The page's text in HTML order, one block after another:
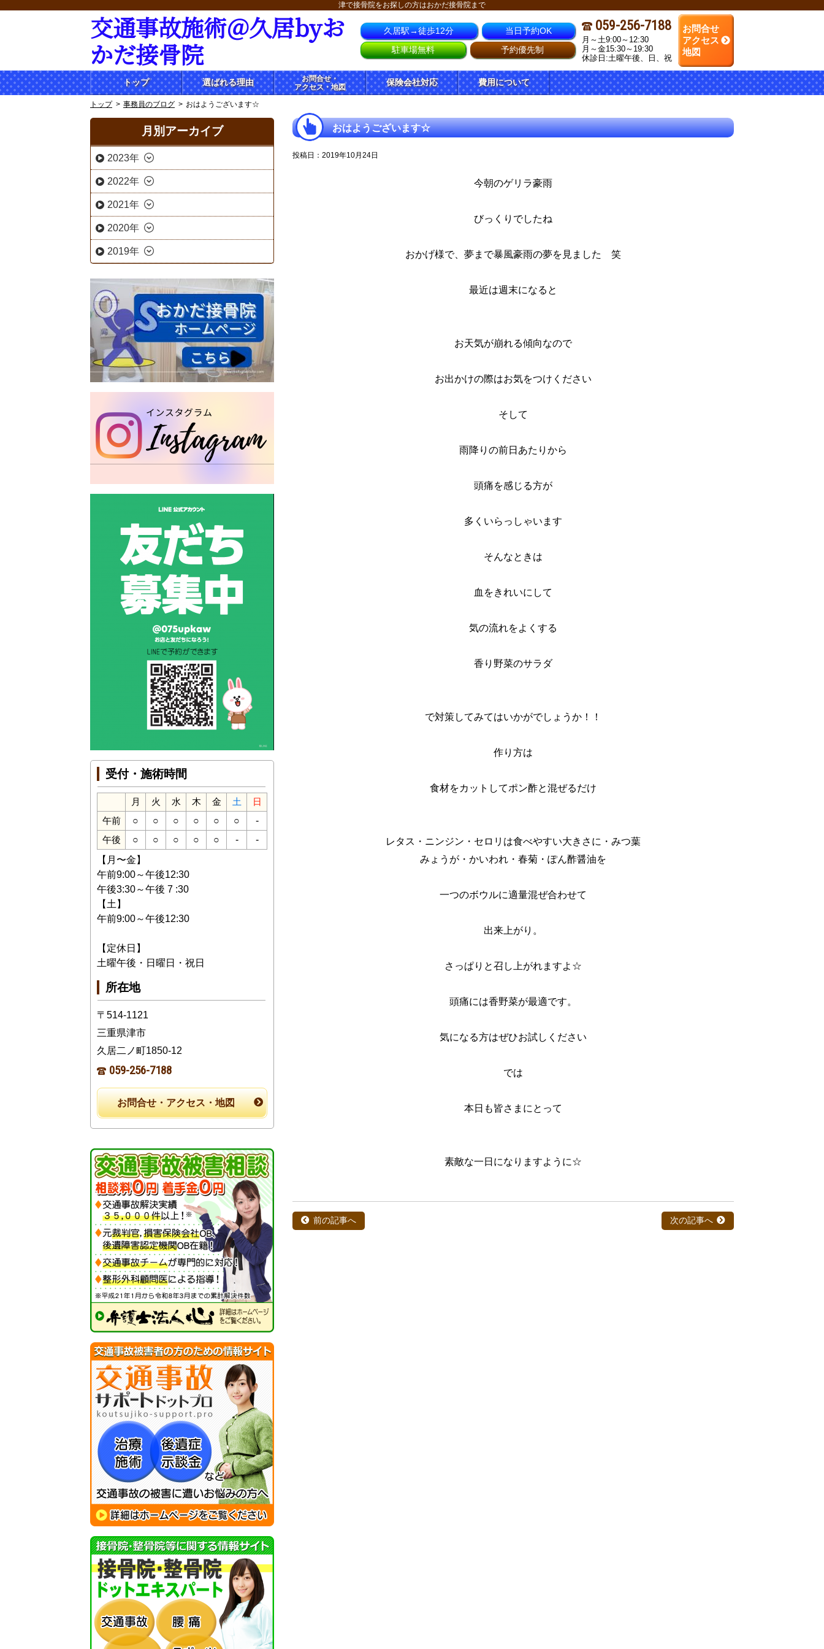
津で接骨院をお探しの方はおかだ接骨院まで
交通事故施術＠久居byお
かだ接骨院
久居駅→徒歩12分
当日予約OK
駐車場無料
予約優先制
059-256-7188
月～土9:00～12:30
月～金15:30～19:30
休診日:土曜午後、日、祝
お問合せ
アクセス
地図
トップ 選ばれる理由
お問合せ・
アクセス・地図
保険会社対応 費用について
トップ 事務員のブログ おはようございます☆
おはようございます☆
投稿日：2019年10月24日
今朝のゲリラ豪雨
びっくりでしたね
おかげ様で、夢まで暴風豪雨の夢を見ました 笑
最近は週末になると
お天気が崩れる傾向なので
お出かけの際はお気をつけください
そして
雨降りの前日あたりから
頭痛を感じる方が
多くいらっしゃいます
そんなときは
血をきれいにして
気の流れをよくする
香り野菜のサラダ
で対策してみてはいかがでしょうか！！
作り方は
食材をカットしてポン酢と混ぜるだけ
レタス・ニンジン・セロリは食べやすい大きさに・みつ葉
みょうが・かいわれ・春菊・ぽん酢醤油を
一つのボウルに適量混ぜ合わせて
出来上がり。
さっぱりと召し上がれますよ☆
頭痛には香野菜が最適です。
気になる方はぜひお試しください
では
本日も皆さまにとって
素敵な一日になりますように☆
次の記事へ
前の記事へ
月別アーカイブ
2023年
2022年
2021年
2020年
2019年
受付・施術時間
月 火 水 木 金 土
日
午前
○ ○ ○ ○ ○ ○ -
午後 ○ ○ ○ ○ ○ -
-
【月〜金】
午前9:00～午後12:30
午後3:30～午後 7 :30
【土】
午前9:00～午後12:30
【定休日】
土曜午後・日曜日・祝日
所在地
〒514-1121
三重県津市
久居二ノ町1850-12
059-256-7188
お問合せ・アクセス・地図